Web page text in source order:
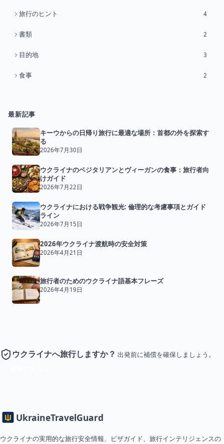
旅行のヒント 4
書類 2
目的地 3
食事 2
最新記事
キーウからの日帰り旅行に最適な場所：首都の外を探索す
る
2026年7月30日
ウクライナのベジタリアンとヴィーガンの食事：旅行者向
けガイド
2026年7月22日
ウクライナにおける戦争観光: 倫理的な考慮事項とガイド
ライン
2026年7月15日
2026年ウクライナ渡航時の安全対策
2026年4月21日
旅行者のためのウクライナ語基本フレーズ
2026年4月19日
ウクライナへ旅行しますか？ 出発前に補償を確保しましょう。
UkraineTravelGuard
ウクライナの実用的な旅行安全情報、ビザガイド、旅行インテリジェンスの